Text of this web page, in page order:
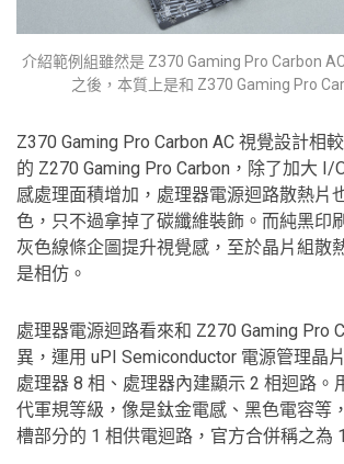
介紹範例組雖然是 Z370 Gaming Pro Carbon
之後，本質上是和 Z370 Gaming Pro
Z370 Gaming Pro Carbon AC 視覺設計相
的 Z270 Gaming Pro Carbon，除了加大 I/
感處理面積增加，處理器電源迴路散熱片
色，只不過拿掉了碳纖維裝飾。而純黑印
灰色線條企圖提升視覺感，至於晶片組散
是相仿。
處理器電源迴路看來和 Z270 Gaming Pro
異，運用 uPI Semiconductor 電源管理晶
處理器 8 相、處理器內建顯示 2 相迴路。
代軍規等級，像是鈦金電感、黑色電容等
槽部分的 1 相供電迴路，官方合併稱之為